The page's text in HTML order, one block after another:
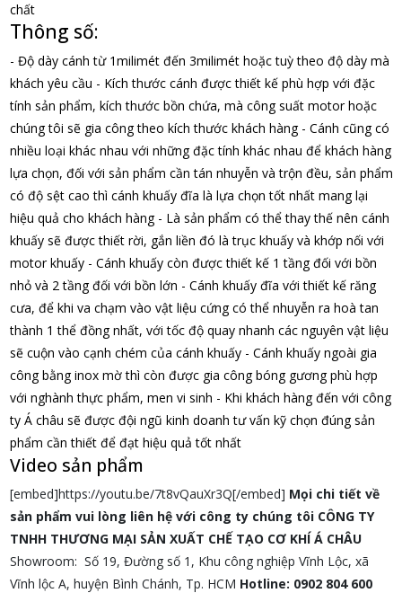
chất
Thông số:
- Độ dày cánh từ 1milimét đến 3milimét hoặc tuỳ theo độ dày mà
khách yêu cầu - Kích thước cánh được thiết kế phù hợp với đặc
tính sản phẩm, kích thước bồn chứa, mà công suất motor hoặc
chúng tôi sẽ gia công theo kích thước khách hàng - Cánh cũng có
nhiều loại khác nhau với những đặc tính khác nhau để khách hàng
lựa chọn, đối với sản phẩm cần tán nhuyễn và trộn đều, sản phẩm
có độ sệt cao thì cánh khuấy đĩa là lựa chọn tốt nhất mang lại
hiệu quả cho khách hàng - Là sản phẩm có thể thay thế nên cánh
khuấy sẽ được thiết rời, gắn liền đó là trục khuấy và khớp nối với
motor khuấy - Cánh khuấy còn được thiết kế 1 tầng đối với bồn
nhỏ và 2 tầng đối với bồn lớn - Cánh khuấy đĩa với thiết kế răng
cưa, để khi va chạm vào vật liệu cứng có thể nhuyễn ra hoà tan
thành 1 thể đồng nhất, với tốc độ quay nhanh các nguyên vật liệu
sẽ cuộn vào cạnh chém của cánh khuấy - Cánh khuấy ngoài gia
công bằng inox mờ thì còn được gia công bóng gương phù hợp
với nghành thực phẩm, men vi sinh - Khi khách hàng đến với công
ty Á châu sẽ được đội ngũ kinh doanh tư vấn kỹ chọn đúng sản
phẩm cần thiết để đạt hiệu quả tốt nhất
Video sản phẩm
[embed]https://youtu.be/7t8vQauXr3Q[/embed] Mọi chi tiết về
sản phẩm vui lòng liên hệ với công ty chúng tôi CÔNG TY
TNHH THƯƠNG MẠI SẢN XUẤT CHẾ TẠO CƠ KHÍ Á CHÂU
Showroom: Số 19, Đường số 1, Khu công nghiệp Vĩnh Lộc, xã
Vĩnh lộc A, huyện Bình Chánh, Tp. HCM Hotline: 0902 804 600